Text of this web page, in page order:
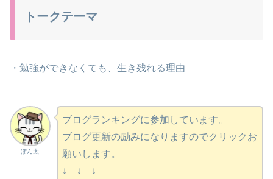
トークテーマ
・勉強ができなくても、生き残れる理由
ぽん太
ブログランキングに参加しています。
ブログ更新の励みになりますのでクリックお
願いします。
↓ ↓ ↓